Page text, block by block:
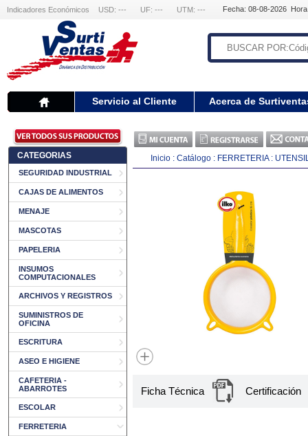
Indicadores Económicos USD: --- UF: --- UTM: --- Fecha: 08-08-2026
Servicio al Cliente Acerca de
CATEGORIAS
SEGURIDAD INDUSTRIAL
CAJAS DE ALIMENTOS
MENAJE
MASCOTAS
PAPELERIA
INSUMOS
COMPUTACIONALES
ARCHIVOS Y REGISTROS
SUMINISTROS DE
OFICINA
ESCRITURA
ASEO E HIGIENE
CAFETERIA -
ABARROTES
ESCOLAR
FERRETERIA
Inicio : Catálogo : FERRETERIA:
Ficha Técnica Certificación